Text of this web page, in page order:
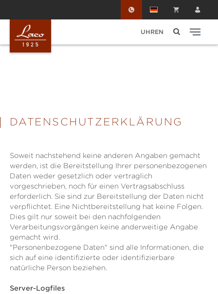
UHREN
DATENSCHUTZERKLÄRUNG
Soweit nachstehend keine anderen Angaben gemacht
werden, ist die Bereitstellung Ihrer personenbezogenen
Daten weder gesetzlich oder vertraglich
vorgeschrieben, noch für einen Vertragsabschluss
erforderlich. Sie sind zur Bereitstellung der Daten nicht
verpflichtet. Eine Nichtbereitstellung hat keine Folgen.
Dies gilt nur soweit bei den nachfolgenden
Verarbeitungsvorgängen keine anderweitige Angabe
gemacht wird.
"Personenbezogene Daten" sind alle Informationen, die
sich auf eine identifizierte oder identifizierbare
natürliche Person beziehen.
Server-Logfiles